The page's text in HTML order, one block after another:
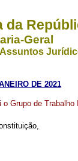
da
Geral
DE 2021
o Grupo de